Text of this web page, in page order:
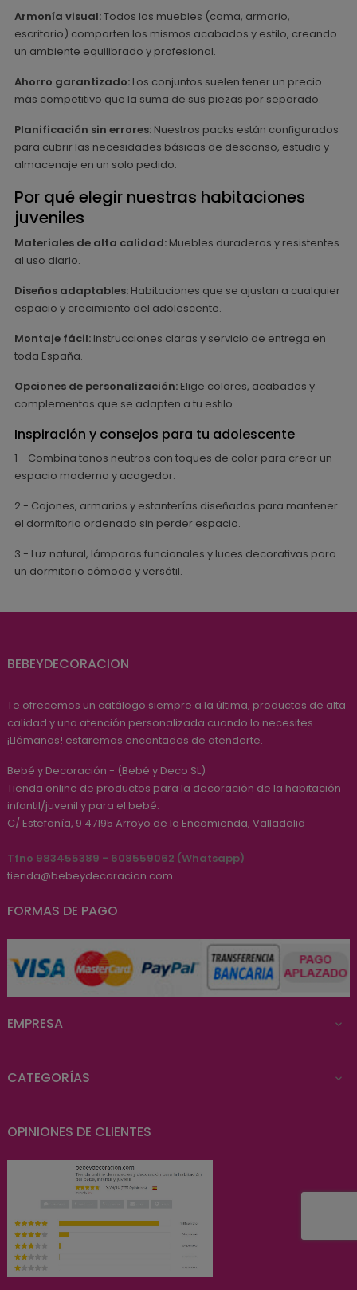
Armonía visual:Todos los muebles (cama, armario,
escritorio) comparten los mismos acabados y estilo, creando
un ambiente equilibrado y profesional.
Ahorro garantizado: Los conjuntos suelen tener un precio
más competitivo que la suma de sus piezas por separado.
Planificación sin errores: Nuestros packs están configurados
para cubrir las necesidades básicas de descanso, estudio y
almacenaje en un solo pedido.
Por qué elegir nuestras habitaciones
juveniles
Materiales de alta calidad: Muebles duraderos y resistentes
al uso diario.
Diseños adaptables: Habitaciones que se ajustan a cualquier
espacio y crecimiento del adolescente.
Montaje fácil: Instrucciones claras y servicio de entrega en
toda España.
Opciones de personalización: Elige colores, acabados y
complementos que se adapten a tu estilo.
Inspiración y consejos para tu adolescente
1 - Combina tonos neutros con toques de color para crear un
espacio moderno y acogedor.
2 - Cajones, armarios y estanterías diseñadas para mantener
el dormitorio ordenado sin perder espacio.
3 - Luz natural, lámparas funcionales y luces decorativas para
un dormitorio cómodo y versátil.
BEBEYDECORACION
Te ofrecemos un catálogo siempre a la última, productos de alta
calidad y una atención personalizada cuando lo necesites.
¡Llámanos! estaremos encantados de atenderte.
Bebé y Decoración - (Bebé y Deco SL)
Tienda online de productos para la decoración de la habitación
infantil/juvenil y para el bebé.
C/ Estefanía, 9 47195 Arroyo de la Encomienda, Valladolid
Tfno 983455389 - 608559062 (Whatsapp)
tienda@bebeydecoracion.com
FORMAS DE PAGO
EMPRESA 
CATEGORÍAS 
OPINIONES DE CLIENTES